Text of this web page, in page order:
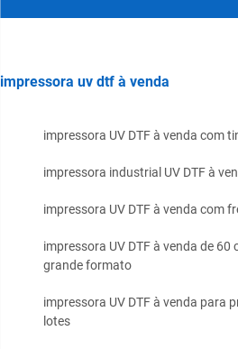
impressora uv dtf à venda
impressora UV DTF à venda com
impressora industrial UV DTF à
impressora UV DTF à venda com
impressora UV DTF à venda de
grande formato
impressora UV DTF à venda para
lotes